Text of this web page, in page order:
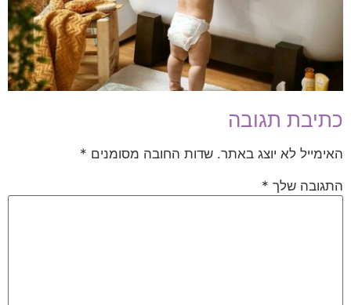
כתיבת תגובה
האימייל לא יוצג באתר. שדות החובה מסומנים *
התגובה שלך *